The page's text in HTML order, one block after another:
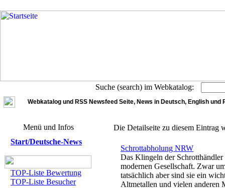
Suche (search) im Webkatalog:
Webkatalog und RSS Newsfeed Seite, News in Deutsch, English
Menü und Infos
Start/Deutsche-News
TOP-Liste Bewertung
TOP-Liste Besucher
Die Detailseite zu diesem Eintrag
Schrottabholung NRW
Das Klingeln der
modernen Gesellschaft. Zwar
tatsächlich aber sind sie ein
Altmetallen und vielen anderen